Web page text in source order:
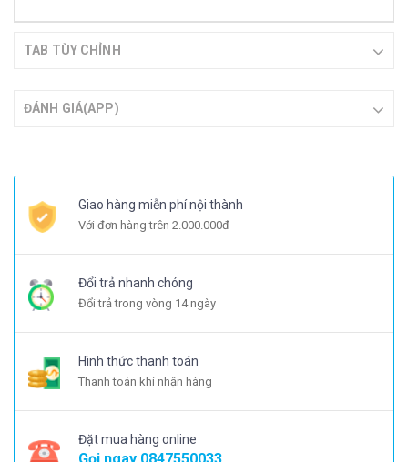
TAB TÙY CHỈNH
ĐÁNH GIÁ(APP)
Giao hàng miễn phí nội thành
Với đơn hàng trên 2.000.000đ
Đổi trả nhanh chóng
Đổi trả trong vòng 14 ngày
Hình thức thanh toán
Thanh toán khi nhận hàng
Đặt mua hàng online